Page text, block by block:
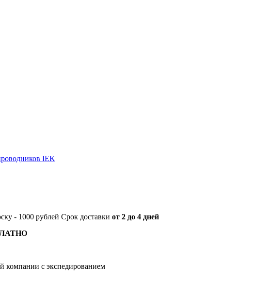
IEK
- 1000 рублей Срок доставки от 2 до 4 дней
компании с экспедированием